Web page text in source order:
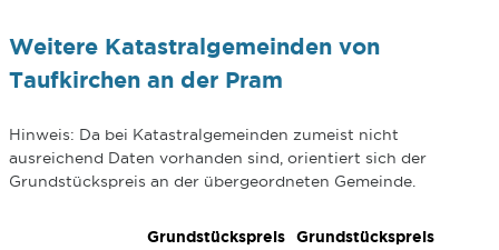
Weitere Katastralgemeinden von
Taufkirchen an der Pram
Hinweis: Da bei Katastralgemeinden zumeist nicht
ausreichend Daten vorhanden sind, orientiert sich der
Grundstückspreis an der übergeordneten Gemeinde.
Grundstückspreis
Grundstückspreis